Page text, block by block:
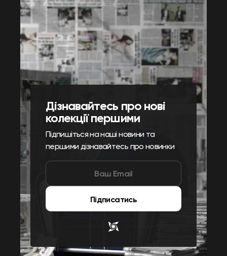
Дізнавайтесь про нові
колекції першими
Підпишіться на наші новини та
першими дізнавайтесь про новинки
Підписатись